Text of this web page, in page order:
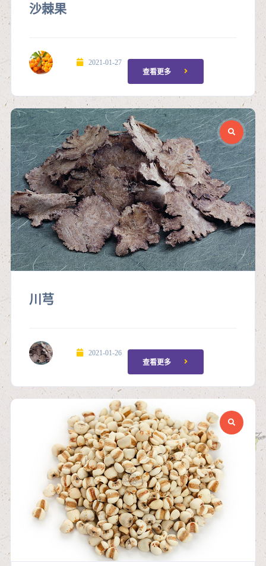
沙棘果
2021-01-27
查看更多
川芎
2021-01-26
查看更多